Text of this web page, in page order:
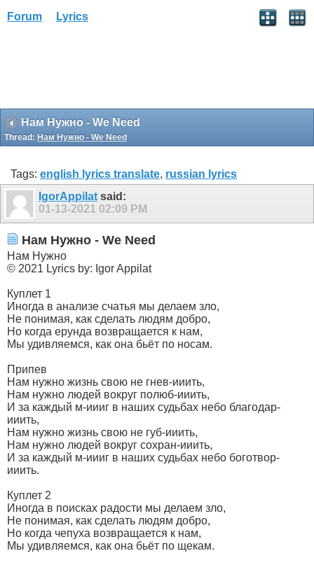
Forum Lyrics
Нам Нужно - We Need
Thread: Нам Нужно - We Need
Tags: english lyrics translate, russian lyrics
IgorAppilat said:
01-13-2021 02:09 PM
Нам Нужно - We Need
Нам Нужно
© 2021 Lyrics by: Igor Appilat
Куплет 1
Иногда в анализе счатья мы делаем зло,
Не понимая, как сделать людям добро,
Но когда ерунда возвращается к нам,
Мы удивляемся, как она бьёт по носам.
Припев
Нам нужно жизнь свою не гнев-ииить,
Нам нужно людей вокруг полюб-ииить,
И за каждый м-иииг в наших судьбах небо благодар-
ииить,
Нам нужно жизнь свою не губ-ииить,
Нам нужно людей вокруг сохран-ииить,
И за каждый м-иииг в наших судьбах небо боготвор-
ииить.
Куплет 2
Иногда в поисках радости мы делаем зло,
Не понимая, как сделать людям добро,
Но когда чепуха возвращается к нам,
Мы удивляемся, как она бьёт по щекам.